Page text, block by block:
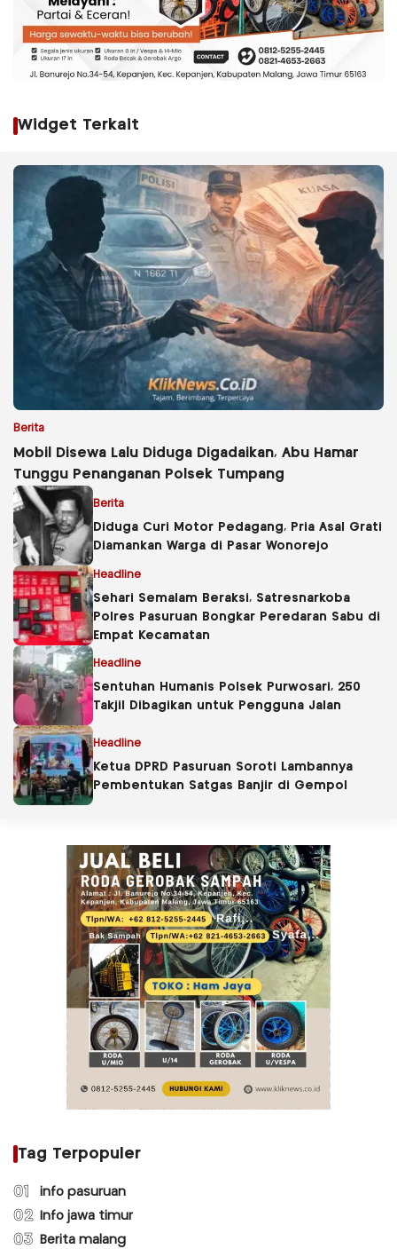
Widget Terkait
Berita
Mobil Disewa Lalu Diduga Digadaikan, Abu Hamar
Tunggu Penanganan Polsek Tumpang
Berita
Diduga Curi Motor Pedagang, Pria Asal Grati
Diamankan Warga di Pasar Wonorejo
Headline
Sehari Semalam Beraksi, Satresnarkoba
Polres Pasuruan Bongkar Peredaran Sabu di
Empat Kecamatan
Headline
Sentuhan Humanis Polsek Purwosari, 250
Takjil Dibagikan untuk Pengguna Jalan
Headline
Ketua DPRD Pasuruan Soroti Lambannya
Pembentukan Satgas Banjir di Gempol
Tag Terpopuler
01 info pasuruan
02 Info jawa timur
03 Berita malang